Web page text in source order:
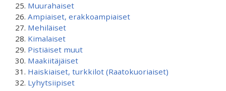
Muurahaiset
Ampiaiset, erakkoampiaiset
Mehiläiset
Kimalaiset
Pistiäiset muut
Maakiitäjäiset
Haiskiaiset, turkkilot (Raatokuoriaiset)
Lyhytsiipiset